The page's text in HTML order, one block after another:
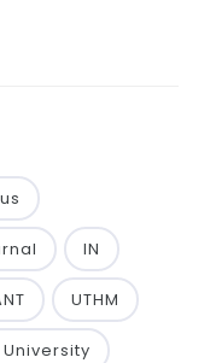
IN
UTHM